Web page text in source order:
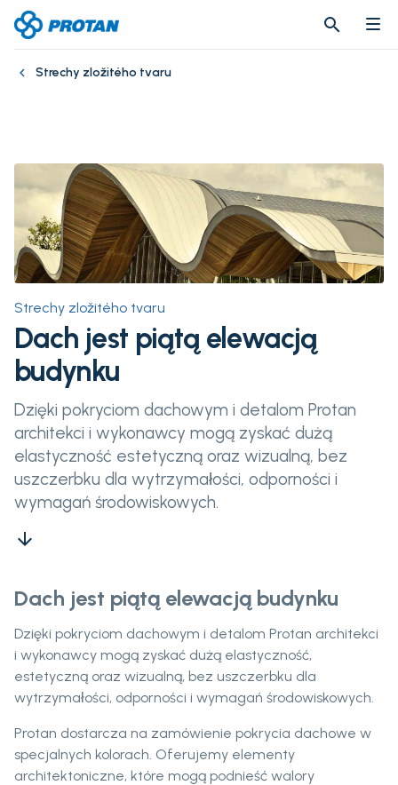
search
search
Strechy zložitého tvaru
Strechy zložitého tvaru
Dach jest piątą elewacją
budynku
Dzięki pokryciom dachowym i detalom Protan
architekci i wykonawcy mogą zyskać dużą
elastyczność estetyczną oraz wizualną, bez
uszczerbku dla wytrzymałości, odporności i
wymagań środowiskowych.
arrow_downward
Dach jest piątą elewacją budynku
Dzięki pokryciom dachowym i detalom Protan architekci
i wykonawcy mogą zyskać dużą elastyczność,
estetyczną oraz wizualną, bez uszczerbku dla
wytrzymałości, odporności i wymagań środowiskowych.
Protan dostarcza na zamówienie pokrycia dachowe w
specjalnych kolorach. Oferujemy elementy
architektoniczne, które mogą podnieść walory